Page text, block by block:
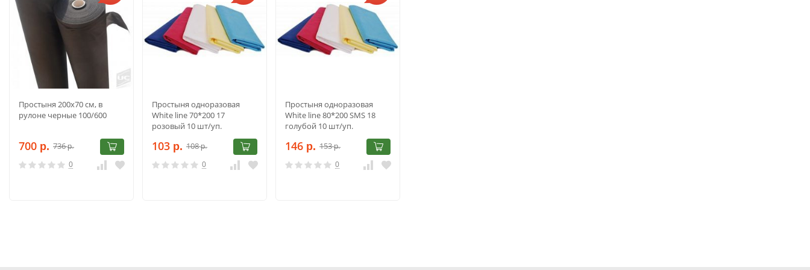
Простыня 200х70 cм, в
рулоне черные 100/600
700 р. 736р.
0
Простыня одноразовая
White line 70*200 17
розовый 10 шт/уп.
103 р. 108р.
0
Простыня одноразовая
White line 80*200 SMS 18
голубой 10 шт/уп.
146 р. 153р.
0